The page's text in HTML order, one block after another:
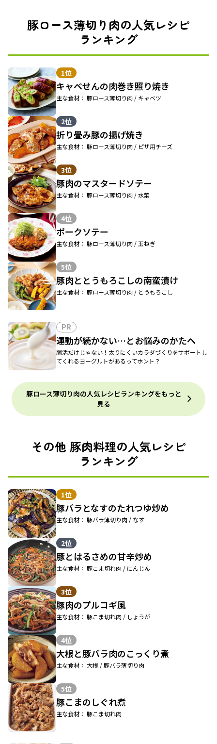
豚ロース薄切り肉の人気レシピ
ランキング
1位
キャベせんの肉巻き照り焼き
主な食材： 豚ロース薄切り肉 / キャベツ
2位
折り畳み豚の揚げ焼き
主な食材： 豚ロース薄切り肉 / ピザ用チーズ
3位
豚肉のマスタードソテー
主な食材： 豚ロース薄切り肉 / 水菜
4位
ポークソテー
主な食材： 豚ロース薄切り肉 / 玉ねぎ
5位
豚肉ととうもろこしの南蛮漬け
主な食材： 豚ロース薄切り肉 / とうもろこし
PR
運動が続かない…とお悩みのかたへ
腸活だけじゃない！太りにくいカラダづくりをサポートし
てくれるヨーグルトがあるってホント？
豚ロース薄切り肉の人気レシピランキングをもっと
見る
その他 豚肉料理の人気レシピ
ランキング
1位
豚バラとなすのたれつゆ炒め
主な食材： 豚バラ薄切り肉 / なす
2位
豚とはるさめの甘辛炒め
主な食材： 豚こま切れ肉 / にんじん
3位
豚肉のプルコギ風
主な食材： 豚こま切れ肉 / しょうが
4位
大根と豚バラ肉のこっくり煮
主な食材： 大根 / 豚バラ薄切り肉
5位
豚こまのしぐれ煮
主な食材： 豚こま切れ肉